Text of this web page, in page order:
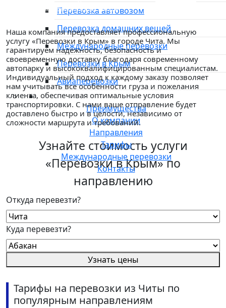
Перевозка автовозом
Перевозка домашних вещей
Международные перевозки
Перевозки в Крым
Авиаперевозки
Преимущества
О компании
Направления
Тарифы
Международные перевозки
Контакты
конфиденциальности сайта
Наша компания предоставляет профессиональную
услугу «Перевозки в Крым» в городе Чита. Мы
гарантируем надежность, безопасность и
своевременную доставку благодаря современному
автопарку и высококвалифицированным специалистам.
Индивидуальный подход к каждому заказу позволяет
нам учитывать все особенности груза и пожелания
клиента, обеспечивая оптимальные условия
транспортировки. С нами ваше отправление будет
доставлено быстро и в целости, независимо от
сложности маршрута и требований.
Узнайте стоимость услуги
«Перевозки в Крым» по
направлению
Откуда перевезти?
Куда перевезти?
Узнать цены
Тарифы на перевозки из Читы по
популярным направлениям